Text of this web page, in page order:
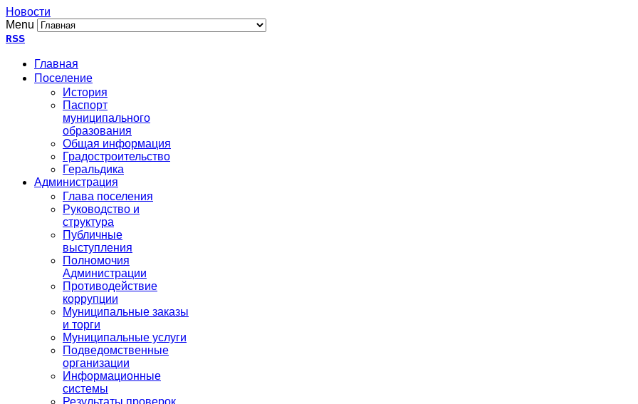
Новости
Menu
RSS
Главная
Поселение
История
Паспорт
муниципального
образования
Общая информация
Градостроительство
Геральдика
Администрация
Глава поселения
Руководство и
структура
Публичные
выступления
Полномочия
Администрации
Противодействие
коррупции
Муниципальные заказы
и торги
Муниципальные услуги
Подведомственные
организации
Информационные
системы
Результаты проверок